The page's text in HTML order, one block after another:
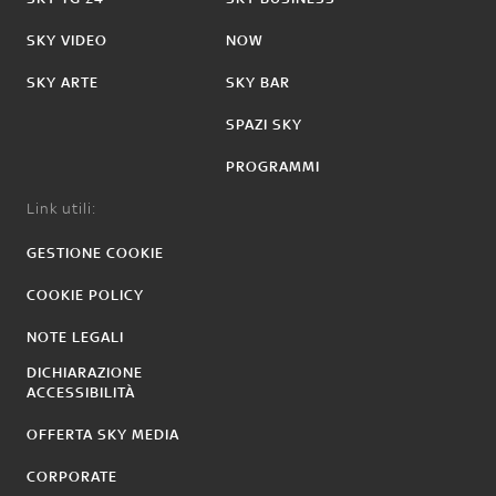
SKY VIDEO
SKY ARTE
NOW
SKY BAR
SPAZI SKY
PROGRAMMI
Link utili:
GESTIONE COOKIE
COOKIE POLICY
NOTE LEGALI
DICHIARAZIONE
ACCESSIBILITÀ
OFFERTA SKY MEDIA
CORPORATE